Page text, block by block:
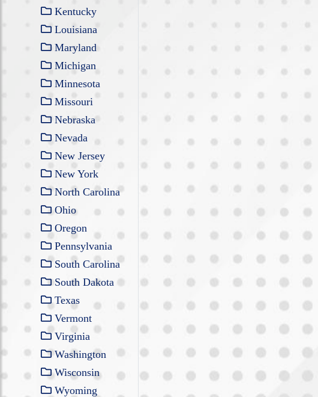
Kentucky
Louisiana
Maryland
Michigan
Minnesota
Missouri
Nebraska
Nevada
New Jersey
New York
North Carolina
Ohio
Oregon
Pennsylvania
South Carolina
South Dakota
Texas
Vermont
Virginia
Washington
Wisconsin
Wyoming